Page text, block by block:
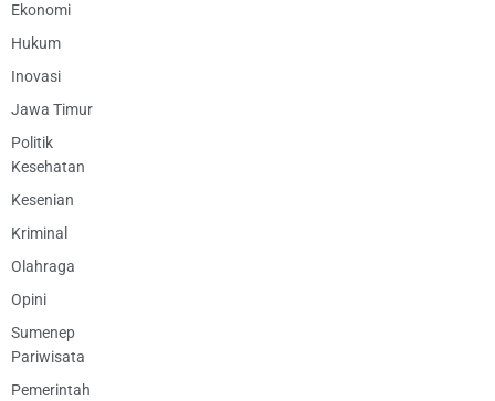
Ekonomi
Hukum
Inovasi
Jawa Timur
Politik
Kesehatan
Kesenian
Kriminal
Olahraga
Opini
Sumenep
Pariwisata
Pemerintah